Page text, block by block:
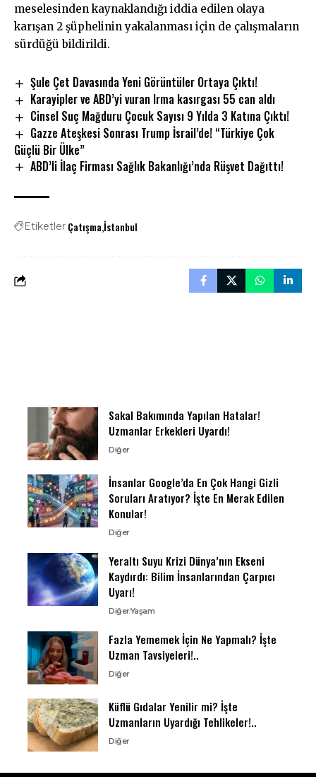
meselesinden kaynaklandığı iddia edilen olaya
karışan 2 şüphelinin yakalanması için de çalışmaların
sürdüğü bildirildi.
Şule Çet Davasında Yeni Görüntüler Ortaya Çıktı!
Karayipler ve ABD’yi vuran Irma kasırgası 55 can aldı
Cinsel Suç Mağduru Çocuk Sayısı 9 Yılda 3 Katına Çıktı!
Gazze Ateşkesi Sonrası Trump İsrail’de! “Türkiye Çok
Güçlü Bir Ülke”
ABD’li İlaç Firması Sağlık Bakanlığı’nda Rüşvet Dağıttı!
Etiketler Çatışmaİstanbul
Sakal Bakımında Yapılan Hatalar!
Uzmanlar Erkekleri Uyardı!
Diğer
İnsanlar Google’da En Çok Hangi Gizli
Soruları Aratıyor? İşte En Merak Edilen
Konular!
Diğer
Yeraltı Suyu Krizi Dünya’nın Ekseni
Kaydırdı: Bilim İnsanlarından Çarpıcı
Uyarı!
DiğerYaşam
Fazla Yememek İçin Ne Yapmalı? İşte
Uzman Tavsiyeleri!..
Diğer
Küflü Gıdalar Yenilir mi? İşte
Uzmanların Uyardığı Tehlikeler!..
Diğer